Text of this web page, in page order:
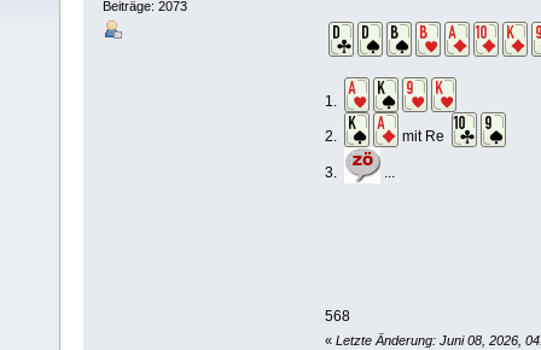
Beiträge: 2073
1.
2. mit Re
3. ...
568
« Letzte Änderung: Juni 08, 2026,